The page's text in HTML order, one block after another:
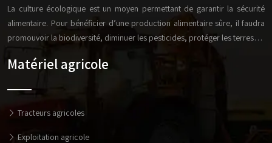
La culture écologique est un moyen permettant de garantir la sécurité
alimentaire. Pour bénéficier d’une production alimentaire sûre, il faudra
promouvoir la biodiversité, diminuer les pesticides, protéger les terres…
Matériel agricole
Tracteurs agricoles
Exploitation agricole